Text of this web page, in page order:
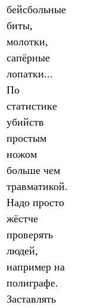
бейсбольные
биты,
молотки,
сапёрные
лопатки...
По
статистике
убийств
простым
ножом
больше чем
травматикой.
Надо просто
жёстче
проверять
людей,
например на
полиграфе.
Заставлять